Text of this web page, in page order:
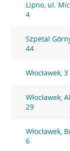
Lipno, ul.
4
Szpetal
44
Włocławek,
Włocławek,
29
Włocławek,
6